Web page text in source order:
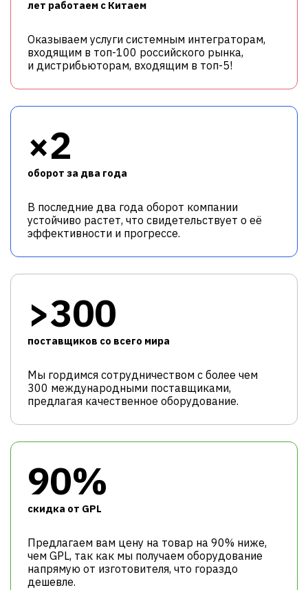
лет работаем с Китаем
Оказываем услуги системным интеграторам,
входящим в топ-100 российского рынка,
и дистрибьюторам, входящим в топ-5!
×2
оборот за два года
В последние два года оборот компании
устойчиво растет, что свидетельствует о её
эффективности и прогрессе.
>300
поставщиков со всего мира
Мы гордимся сотрудничеством с более чем
300 международными поставщиками,
предлагая качественное оборудование.
90%
cкидка от GPL
Предлагаем вам цену на товар на 90% ниже,
чем GPL, так как мы получаем оборудование
напрямую от изготовителя, что гораздо
дешевле.